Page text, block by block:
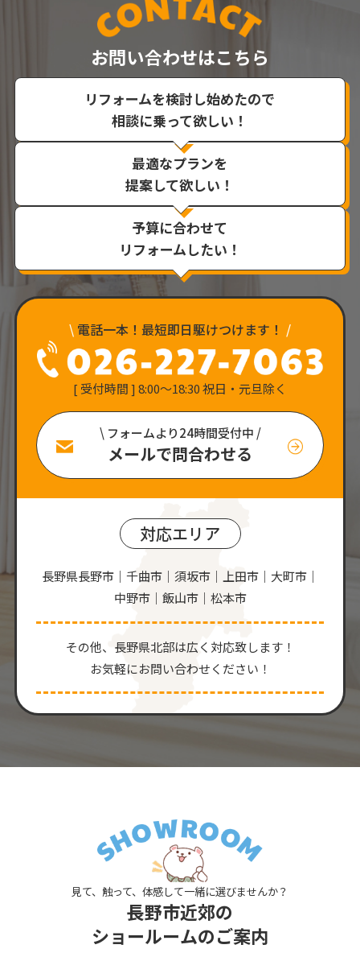
お問い合わせはこちら
リフォームを検討し始めたので
相談に乗って欲しい！
最適なプランを
提案して欲しい！
予算に合わせて
リフォームしたい！
\ 電話一本！最短即日駆けつけます！ /
[ 受付時間 ] 8:00〜18:30 祝日・元旦除く
\ フォームより24時間受付中 /
メールで問合わせる
対応エリア
長野県長野市｜千曲市｜須坂市｜上田市｜大町市｜
中野市｜飯山市｜松本市
その他、⻑野県北部は広く対応致します！
お気軽にお問い合わせください！
見て、触って、体感して一緒に選びませんか？
長野市近郊の
ショールームのご案内